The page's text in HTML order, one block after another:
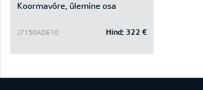
Koormavõre, ülemine osa
J7150ADE10 Hind: 322 €